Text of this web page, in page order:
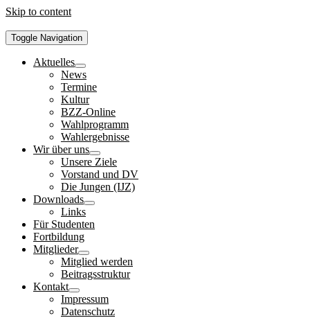
Skip to content
Toggle Navigation
Aktuelles
News
Termine
Kultur
BZZ-Online
Wahlprogramm
Wahlergebnisse
Wir über uns
Unsere Ziele
Vorstand und DV
Die Jungen (IJZ)
Downloads
Links
Für Studenten
Fortbildung
Mitglieder
Mitglied werden
Beitragsstruktur
Kontakt
Impressum
Datenschutz